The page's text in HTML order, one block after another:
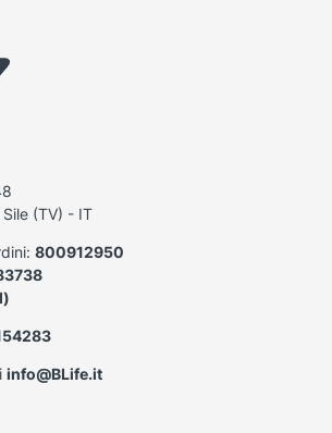
(TV) - IT
800912950
info@BLife.it